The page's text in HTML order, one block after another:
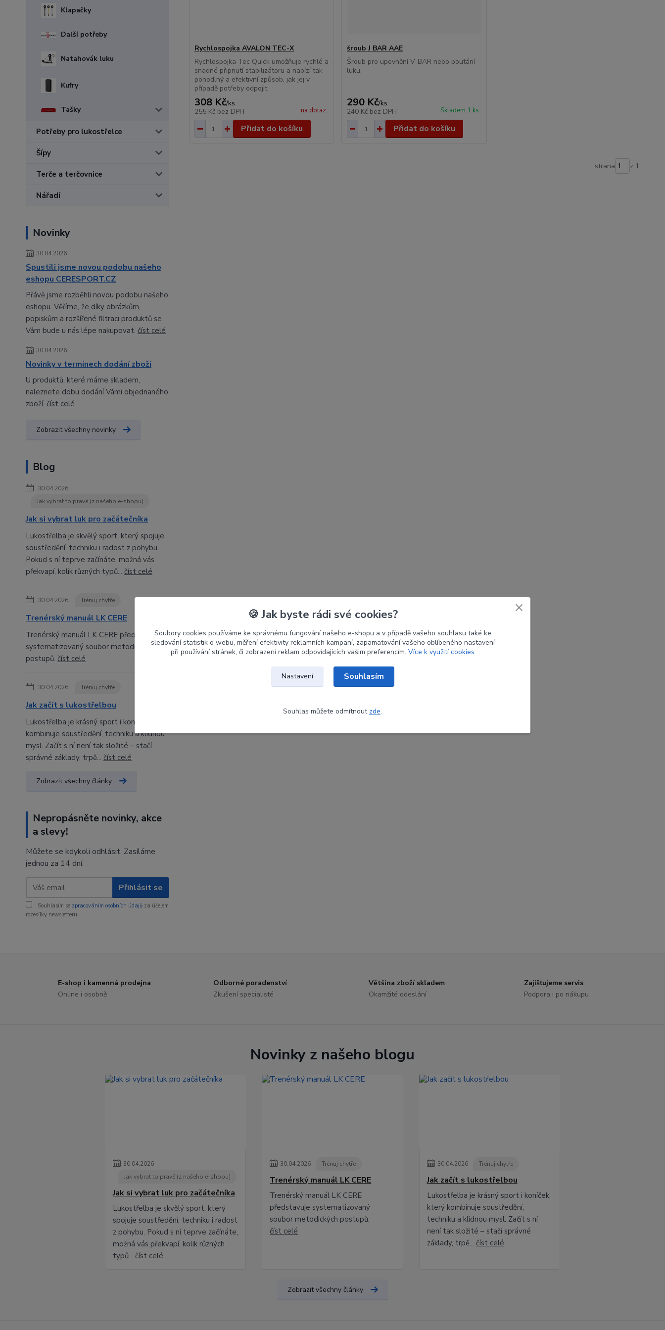
Klapačky
Další potřeby
Natahovák luku
Kufry
Tašky
Potřeby pro lukostřelce
Šípy
Terče a terčovnice
Nářadí
Novinky
30.04.2026
Spustili jsme novou podobu našeho
eshopu CERESPORT.CZ
Přávě jsme rozběhli novou podobu našeho
eshopu. Věříme, že díky obrázkům,
popiskům a rozšířené filtraci produktů se
Vám bude u nás lépe nakupovat. číst celé
30.04.2026
Novinky v termínech dodání zboží
U produktů, které máme skladem,
naleznete dobu dodání Vámi objednaného
zboží. číst celé
Zobrazit všechny novinky
Blog
30.04.2026
Jak vybrat to pravé (z našeho e-shopu)
Jak si vybrat luk pro začátečníka
Lukostřelba je skvělý sport, který spojuje
soustředění, techniku i radost z pohybu.
Pokud s ní teprve začínáte, možná vás
překvapí, kolik různých typů... číst celé
30.04.2026 Trénuj chytře
Trenérský manuál LK CERE
Trenérský manuál LK CERE představuje
systematizovaný soubor metodických
postupů. číst celé
30.04.2026 Trénuj chytře
Jak začít s lukostřelbou
Lukostřelba je krásný sport i koníček, který
kombinuje soustředění, techniku a klidnou
mysl. Začít s ní není tak složité – stačí
správné základy, trpě... číst celé
Zobrazit všechny články
Nepropásněte novinky, akce
a slevy!
Můžete se kdykoli odhlásit. Zasíláme
jednou za 14 dní.
Přihlásit se
Souhlasím se zpracováním osobních údajů za účelem
rozesílky newsletteru.
Rychlospojka AVALON TEC-X
Rychlospojka Tec Quick umožňuje rychlé a
snadné připnutí stabilizátoru a nabízí tak
pohodlný a efektivní způsob, jak jej v
případě potřeby odpojit.
308 Kč/ks
255 Kč bez DPH na dotaz
Přidat do košíku
šroub J BAR AAE
Šroub pro upevnění V-BAR nebo poutání
luku.
290 Kč/ks
240 Kč bez DPH Skladem 1 ks
Přidat do košíku
strana z 1
E-shop i kamenná prodejna
Online i osobně
Odborné poradenství
Zkušení specialisté
Většina zboží skladem
Okamžité odeslání
Zajišťujeme servis
Podpora i po nákupu
Novinky z našeho blogu
30.04.2026
Jak vybrat to pravé (z našeho e-shopu)
Jak si vybrat luk pro začátečníka
Lukostřelba je skvělý sport, který
spojuje soustředění, techniku i radost
z pohybu. Pokud s ní teprve začínáte,
možná vás překvapí, kolik různých
typů...číst celé
30.04.2026 Trénuj chytře
Trenérský manuál LK CERE
Trenérský manuál LK CERE
představuje systematizovaný
soubor metodických postupů.
číst celé
30.04.2026 Trénuj chytře
Jak začít s lukostřelbou
Lukostřelba je krásný sport i koníček,
který kombinuje soustředění,
techniku a klidnou mysl. Začít s ní
není tak složité – stačí správné
základy, trpě... číst celé
Zobrazit všechny články
🍪 Jak byste rádi své cookies?
Soubory cookies používáme ke správnému fungování našeho e-shopu a v případě vašeho souhlasu také ke
sledování statistik o webu, měření efektivity reklamních kampaní, zapamatování vašeho oblíbeného nastavení
při používání stránek, či zobrazení reklam odpovídajících vašim preferencím. Více k využití cookies
Nastavení Souhlasím
Souhlas můžete odmítnout zde.